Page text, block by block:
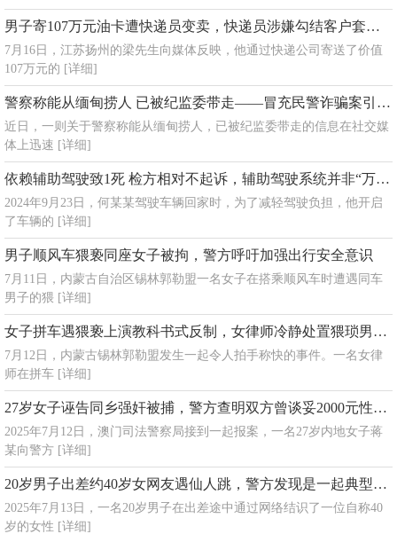
男子寄107万元油卡遭快递员变卖，快递员涉嫌勾结客户套现，警方已立案调查
7月16日，江苏扬州的梁先生向媒体反映，他通过快递公司寄送了价值
107万元的 [详细]
警察称能从缅甸捞人 已被纪监委带走——冒充民警诈骗案引发社会广泛关注
近日，一则关于警察称能从缅甸捞人，已被纪监委带走的信息在社交媒
体上迅速 [详细]
依赖辅助驾驶致1死 检方相对不起诉，辅助驾驶系统并非“万能”
2024年9月23日，何某某驾驶车辆回家时，为了减轻驾驶负担，他开启
了车辆的 [详细]
男子顺风车猥亵同座女子被拘，警方呼吁加强出行安全意识
7月11日，内蒙古自治区锡林郭勒盟一名女子在搭乘顺风车时遭遇同车
男子的猥 [详细]
女子拼车遇猥亵上演教科书式反制，女律师冷静处置猥琐男骚扰被赞
7月12日，内蒙古锡林郭勒盟发生一起令人拍手称快的事件。一名女律
师在拼车 [详细]
27岁女子诬告同乡强奸被捕，警方查明双方曾谈妥2000元性交易
2025年7月12日，澳门司法警察局接到一起报案，一名27岁内地女子蒋
某向警方 [详细]
20岁男子出差约40岁女网友遇仙人跳，警方发现是一起典型的网络交友诈骗案件
2025年7月13日，一名20岁男子在出差途中通过网络结识了一位自称40
岁的女性 [详细]